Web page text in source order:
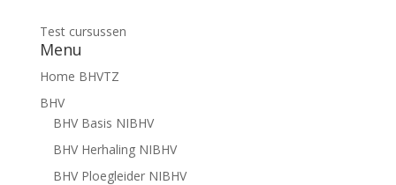
Test cursussen
Menu
Home BHVTZ
BHV
BHV Basis NIBHV
BHV Herhaling NIBHV
BHV Ploegleider NIBHV